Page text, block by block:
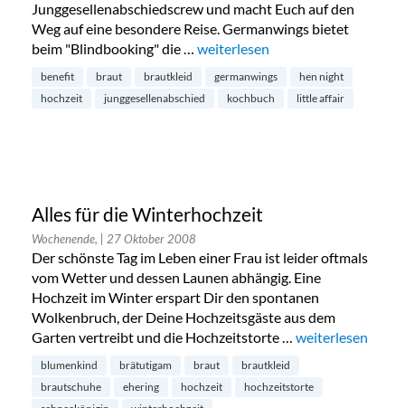
Junggesellenabschiedscrew und macht Euch auf den
Weg auf eine besondere Reise. Germanwings bietet
beim "Blindbooking" die … „Idealer Junggesellenabschied“
weiterlesen
benefit braut brautkleid germanwings
hen night
hochzeit
junggesellenabschied kochbuch little affair
Alles für die Winterhochzeit
Wochenende, | 27 Oktober 2008
Der schönste Tag im Leben einer Frau ist leider oftmals
vom Wetter und dessen Launen abhängig. Eine
Hochzeit im Winter erspart Dir den spontanen
Wolkenbruch, der Deine Hochzeitsgäste aus dem
Garten vertreibt und die Hochzeitstorte … „Alles für die
weiterlesen
blumenkind brätutigam braut
brautkleid
brautschuhe
ehering hochzeit
hochzeitstorte